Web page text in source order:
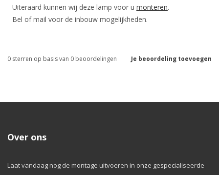
Uiteraard kunnen wij deze lamp voor u monteren.
Bel of mail voor de inbouw mogelijkheden.
Je beoordeling toevoegen
0 sterren op basis van 0 beoordelingen
Over ons
Laat vandaag nog de montage uitvoeren in onze gespecialiseerde